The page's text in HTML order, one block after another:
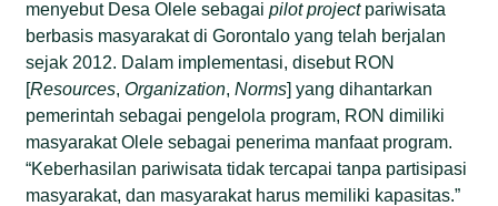
menyebut Desa Olele sebagaipilot projectpariwisata
berbasis masyarakat di Gorontalo yang telah berjalan
sejak 2012. Dalam implementasi, disebut RON
[Resources,Organization,Norms] yang dihantarkan
pemerintah sebagai pengelola program, RON dimiliki
masyarakat Olele sebagai penerima manfaat program.
“Keberhasilan pariwisata tidak tercapai tanpa partisipasi
masyarakat, dan masyarakat harus memiliki kapasitas.”